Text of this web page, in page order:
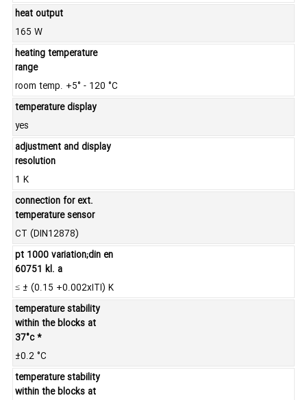
heat output
165 W
heating temperature
range
room temp. +5° - 120 °C
temperature display
yes
adjustment and display
resolution
1 K
connection for ext.
temperature sensor
CT (DIN12878)
pt 1000 variation;din en
60751 kl. a
≤ ± (0.15 +0.002xITI) K
temperature stability
within the blocks at
37°c *
±0.2 °C
temperature stability
within the blocks at